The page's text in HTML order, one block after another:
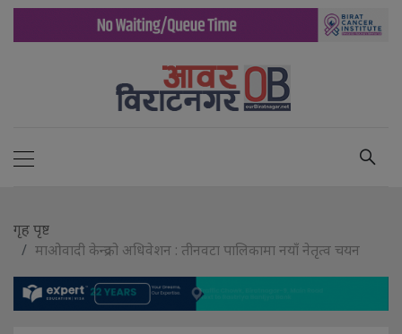
गृह पृष्ट
माओवादी केन्द्रको अधिवेशन : तीनवटा पालिकामा नयाँ नेतृत्व चयन